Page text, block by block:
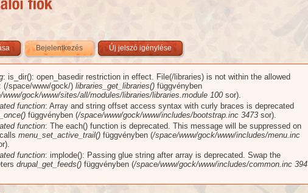
Bejelentkezés(aktív fül)Új jelszó igénylése
: is_dir(): open_basedir restriction in effect. File(/libraries) is not within the allowed
(/space/www/gock/) libraries_get_libraries() függvényben
www/gock/www/sites/all/modules/libraries/libraries.module 100 sor).
function: Array and string offset access syntax with curly braces is deprecated
függvényben (/space/www/gock/www/includes/bootstrap.inc 3473 sor).
function: The each() function is deprecated. This message will be suppressed on
menu_set_active_trail() függvényben (/space/www/gock/www/includes/menu.inc
function: implode(): Passing glue string after array is deprecated. Swap the
drupal_get_feeds() függvényben (/space/www/gock/www/includes/common.inc 394